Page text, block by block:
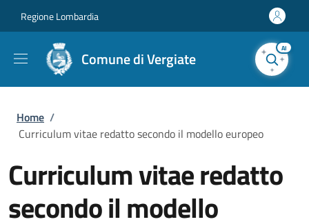
Regione Lombardia
Comune di Vergiate
AI
Briciole di pane
Home /
Curriculum vitae redatto secondo il modello europeo
Curriculum vitae redatto
secondo il modello